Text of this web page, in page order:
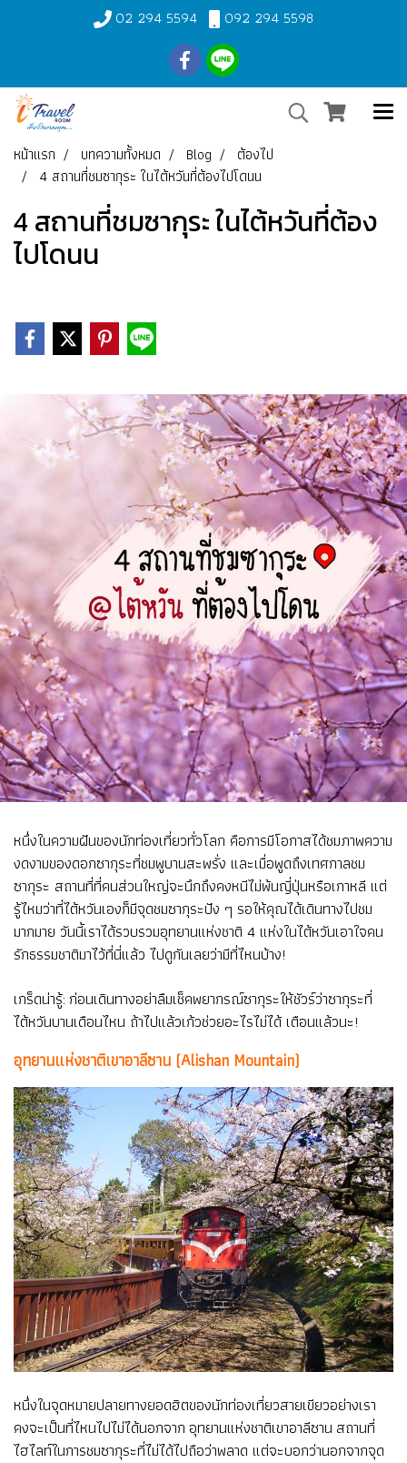
02 294 5594 092 294 5598
หน้าแรก บทความทั้งหมด Blog
ต้องไป
4 สถานที่ชมซากุระ ในไต้หวันที่ต้องไปโดนน
4 สถานที่ชมซากุระ ในไต้หวันที่ต้อง
ไปโดนน
หนึ่งในความฝันของนักท่องเที่ยวทั่วโลก คือการมีโอกาสได้ชมภาพความ
งดงามของดอกซากุระที่ชมพูบานสะพรั่ง และเมื่อพูดถึงเทศกาลชม
ซากุระ สถานที่ที่คนส่วนใหญ่จะนึกถึงคงหนีไม่พ้นญี่ปุ่นหรือเกาหลี แต่
รู้ไหมว่าที่ไต้หวันเองก็มีจุดชมซากุระปัง ๆ รอให้คุณได้เดินทางไปชม
มากมาย วันนี้เราได้รวบรวมอุทยานแห่งชาติ 4 แห่งในไต้หวันเอาใจคน
รักธรรมชาติมาไว้ที่นี่แล้ว ไปดูกันเลยว่ามีที่ไหนบ้าง!
เกร็ดน่ารู้: ก่อนเดินทางอย่าลืมเช็คพยากรณ์ซากุระให้ชัวร์ว่าซากุระที่
ไต้หวันบานเดือนไหน ถ้าไปแล้วเก้วช่วยอะไรไม่ได้ เตือนแล้วนะ!
อุทยานแห่งชาติเขาอาลีซาน (Alishan Mountain)
หนึ่งในจุดหมายปลายทางยอดฮิตของนักท่องเที่ยวสายเขียวอย่างเรา
คงจะเป็นที่ไหนไปไม่ได้นอกจาก อุทยานแห่งชาติเขาอาลีซาน สถานที่
ไฮไลท์ในการชมซากุระที่ไม่ได้ไปถือว่าพลาด แต่จะบอกว่านอกจากจุด